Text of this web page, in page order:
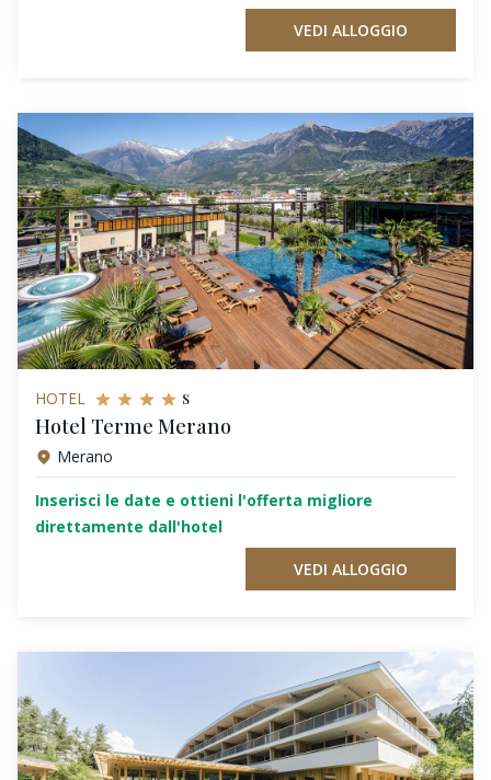
VEDI ALLOGGIO
HOTEL s
Hotel Terme Merano
Merano
Inserisci le date e ottieni l'offerta migliore
direttamente dall'hotel
VEDI ALLOGGIO